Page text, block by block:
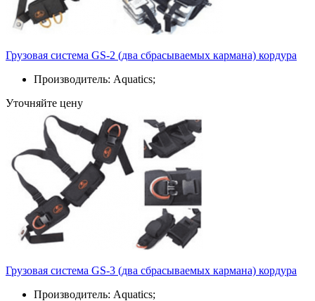
Грузовая система GS-2 (два сбрасываемых кармана) кордура
Производитель: Aquatics;
Уточняйте цену
Грузовая система GS-3 (два сбрасываемых кармана) кордура
Производитель: Aquatics;